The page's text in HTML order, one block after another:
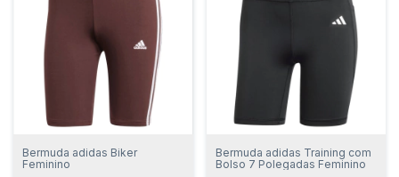
Bermuda adidas Biker
Feminino
Bermuda adidas Training com
Bolso 7 Polegadas Feminino